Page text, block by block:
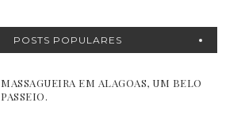
POSTS POPULARES
MASSAGUEIRA EM ALAGOAS, UM BELO
PASSEIO.